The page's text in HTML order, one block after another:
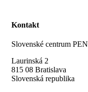
Kontakt
Slovenské centrum PEN
Laurinská 2
815 08 Bratislava
Slovenská republika